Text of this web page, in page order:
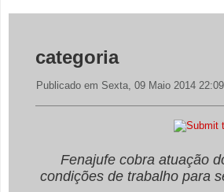
categoria
Publicado em Sexta, 09 Maio 2014 22:09
Fenajufe cobra atuação
condições de trabalho para